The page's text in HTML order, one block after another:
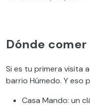
Dónde comer
Si es tu primera visita
barrio Húmedo. Y eso
Casa Mando: un